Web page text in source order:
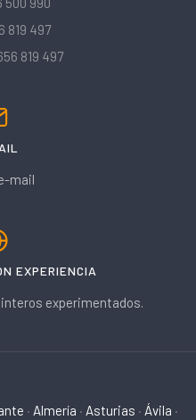
819 497
819 497
mail
EXPERIENCIA
experimentados.
· Almería · Asturias · Ávila ·